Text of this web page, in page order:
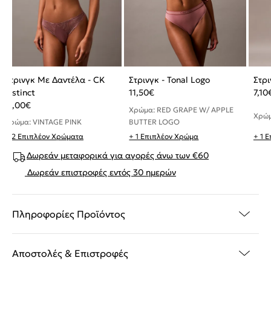
Στρινγκ Με Δαντέλα - CK
Instinct
11,00€
Χρώμα: VINTAGE PINK
+ 2 Επιπλέον Χρώματα
Στρινγκ - Tonal Logo
11,50€
Χρώμα: RED GRAPE W/ APPLE
BUTTER LOGO
+ 1 Επιπλέον Χρώμα
7,10
+ 1
Δωρεάν μεταφορικά για αγορές άνω των €60
Δωρεάν επιστροφές εντός 30 ημερών
Πληροφορίες Προϊόντος
Αποστολές & Επιστροφές